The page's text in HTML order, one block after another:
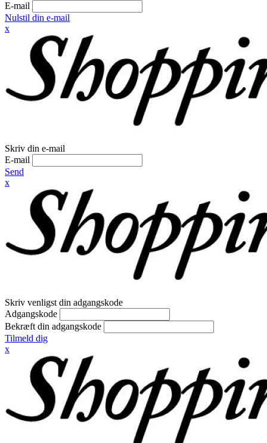
E-mail
Nulstil din e-mail
x
Skriv din e-mail
E-mail
Send
x
Skriv venligst din adgangskode
Adgangskode
Bekræft din adgangskode
Tilmeld dig
x